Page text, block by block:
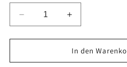
Verringere
die
Menge
Das
Erhöhe
die
Menge
für
Das
In den